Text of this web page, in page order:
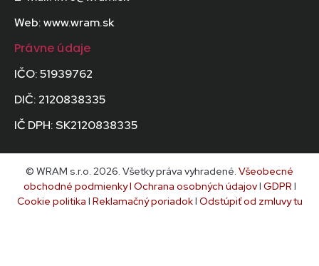
Web: www.wram.sk
Právne údaje
IČO: 51939762
DIČ: 2120838335
IČ DPH: SK2120838335
© WRAM s.r.o. 2026. Všetky práva vyhradené. Všeobecné
obchodné podmienkyI Ochrana osobných údajovI GDPR I
Cookie politika I Reklamačný poriadokI Odstúpiť od zmluvy tu